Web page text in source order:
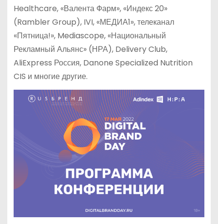
Healthcare, «Валента Фарм», «Индекс 20»
(Rambler Group), IVI, «МЕДИА1», телеканал
«Пятница!», Mediascope, «Национальный
Рекламный Альянс» (НРА), Delivery Club,
AliExpress Россия, Danone Specialized Nutrition
CIS и многие другие.